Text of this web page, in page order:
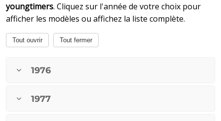
youngtimers. Cliquez sur l'année de votre choix pour
afficher les modèles ou affichez la liste complète.
Tout ouvrir Tout fermer
1976
1977